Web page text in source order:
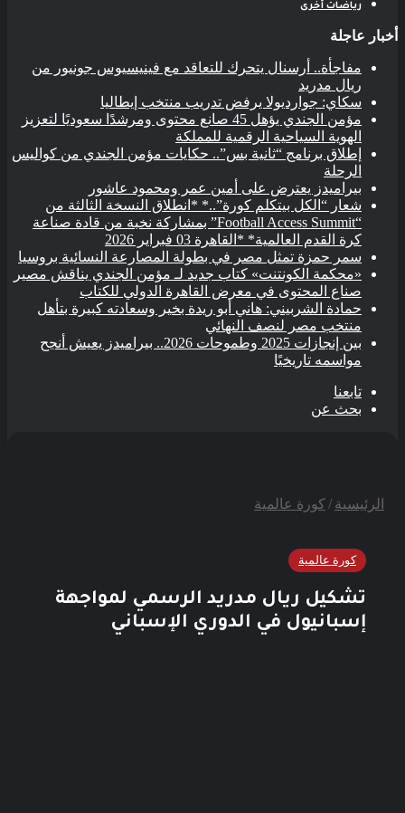
رياضات أخرى
أخبار عاجلة
مفاجأة.. أرسنال يتحرك للتعاقد مع فينيسيوس جونيور من
ريال مدريد
سكاي: جوارديولا يرفض تدريب منتخب إيطاليا
مؤمن الجندي يؤهل 45 صانع محتوى ومرشدًا سعوديًا لتعزيز
الهوية السياحية الرقمية للمملكة
إطلاق برنامج “ثانية بس”.. حكايات مؤمن الجندي من كواليس
الرحلة
بيراميدز يعترض على أمين عمر ومحمود عاشور
شعار “الكل بيتكلم كورة”..* *انطلاق النسخة الثالثة من
“Football Access Summit” بمشاركة نخبة من قادة صناعة
كرة القدم العالمية* *القاهرة 03 فبراير 2026
سمر حمزة تمثل مصر في بطولة المصارعة النسائية بروسيا
«محكمة الكونتنت» كتاب جديد لـ مؤمن الجندي يناقش مصير
صناع المحتوى في معرض القاهرة الدولي للكتاب
حمادة الشربيني: هاني أبو ريدة بخير وسعادته كبيرة بتأهل
منتخب مصر لنصف النهائي
بين إنجازات 2025 وطموحات 2026.. بيراميدز يعيش أنجح
مواسمه تاريخيًا
تابعنا
بحث عن
الرئيسية / كورة عالمية
كورة عالمية
تشكيل ريال مدريد الرسمي لمواجهة
إسبانيول في الدوري الإسباني